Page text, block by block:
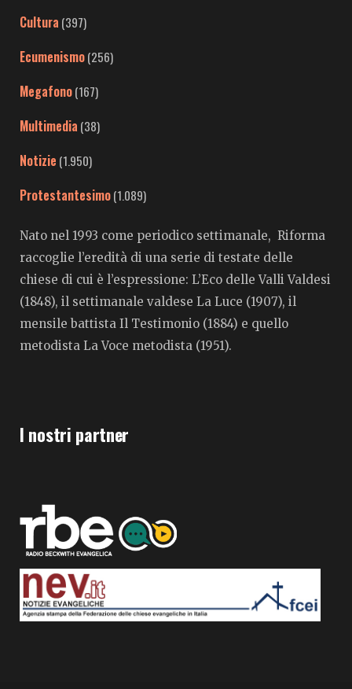
Cultura (397)
Ecumenismo(256)
Megafono(167)
Multimedia (38)
Notizie (1.950)
Protestantesimo(1.089)
Nato nel 1993 come periodico settimanale, Riforma
raccoglie l’eredità di una serie di testate delle
chiese di cui è l’espressione: L’Eco delle Valli Valdesi
(1848), il settimanale valdese La Luce (1907), il
mensile battista Il Testimonio (1884) e quello
metodista La Voce metodista (1951).
I nostri partner